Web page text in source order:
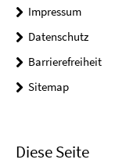
Impressum
Datenschutz
Barrierefreiheit
Sitemap
Diese Seite